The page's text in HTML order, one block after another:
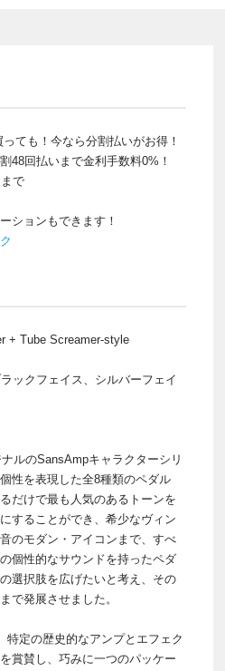
ても！今なら分割払いがお得！
48回払いまで金利手数料0%！
で
ションもできます！
+ Tube Screamer-style
ックフェイス、シルバーフェイ
ルのSansAmpキャラクターシリ
性を表現した全8種類のペダル
だけで最も人気のあるトーンを
することができ、希少なヴィン
のモダン・アイコンまで、すべ
個性的なサウンドを持ったペダ
選択肢を広げたいと考え、その
で発展させました。
特定の歴史的なアンプとエフェク
賞賛し、巧みに一つのパッケー